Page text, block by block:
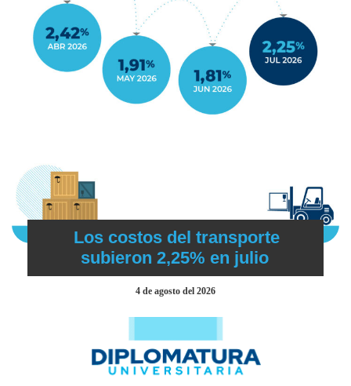
Los costos del transporte
subieron 2,25% en julio
4 de agosto del 2026